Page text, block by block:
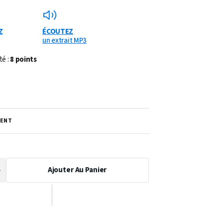
ÉCOUTEZ
un extrait MP3
:8 points
Ajouter Au Panier